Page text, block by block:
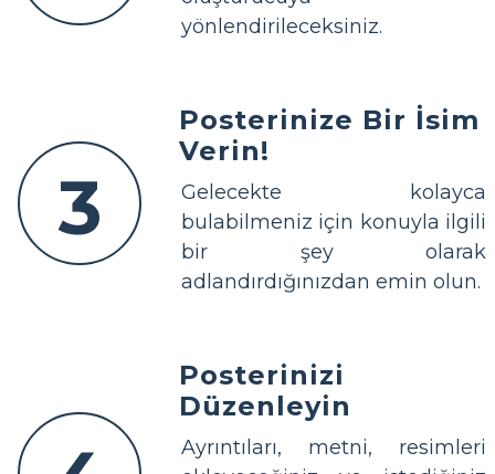
yönlendirileceksiniz.
3
Posterinize Bir İsim
Verin!
Gelecekte kolayca
bulabilmeniz için konuyla ilgili
bir şey olarak
adlandırdığınızdan emin olun.
Posterinizi
Düzenleyin
Ayrıntıları, metni, resimleri